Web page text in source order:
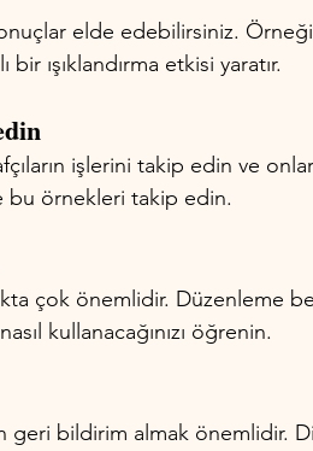
elde edebilirsiniz.
ışıklandırma etkisi yaratır.
işlerini takip edin ve
bu örnekleri takip edin.
çok önemlidir. Düzenleme
kullanacağınızı öğrenin.
geri bildirim almak önemlidir.